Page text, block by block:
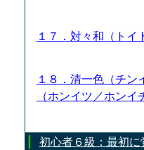
１７．対々和（ト
１８．清一色（チン
（ホンイツ／ホン
初心者６級：最初に